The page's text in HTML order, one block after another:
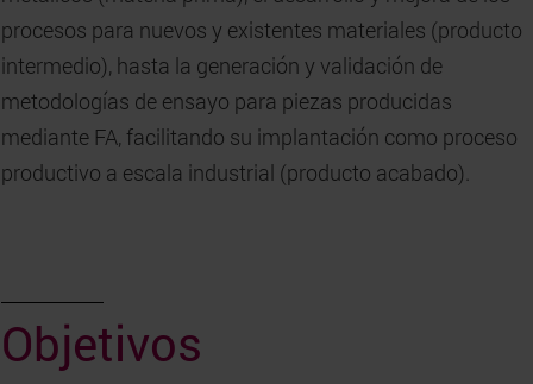
procesos para nuevos y existentes materiales (producto
intermedio), hasta la generación y validación de
metodologías de ensayo para piezas producidas
mediante FA, facilitando su implantación como proceso
productivo a escala industrial (producto acabado).
Objetivos